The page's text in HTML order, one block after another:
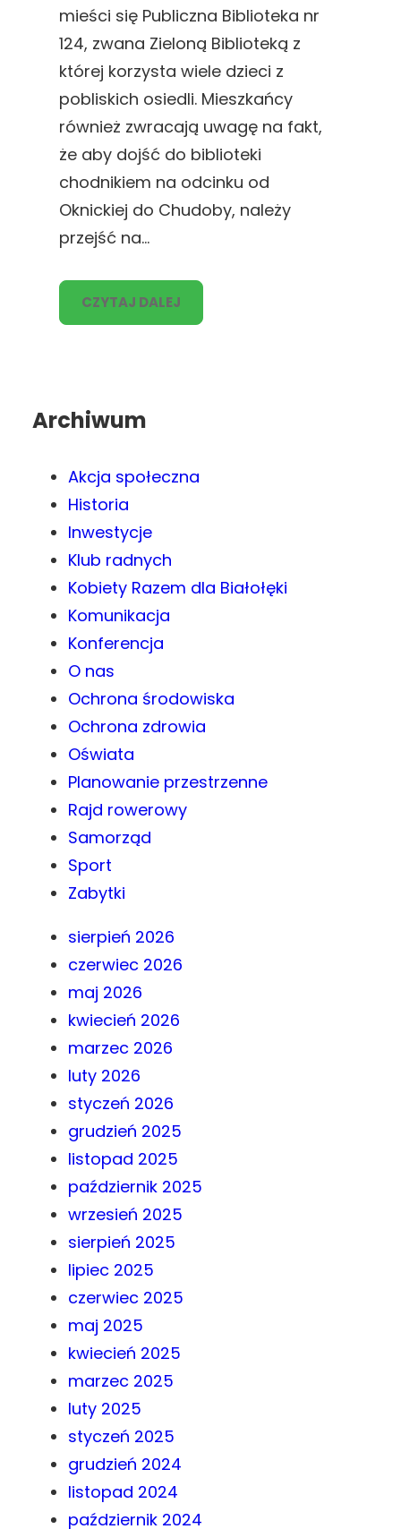
mieści się Publiczna Biblioteka nr
124, zwana Zieloną Biblioteką z
której korzysta wiele dzieci z
pobliskich osiedli. Mieszkańcy
również zwracają uwagę na fakt,
że aby dojść do biblioteki
chodnikiem na odcinku od
Oknickiej do Chudoby, należy
przejść na…
CZYTAJ DALEJ
Archiwum
Akcja społeczna
Historia
Inwestycje
Klub radnych
Kobiety Razem dla Białołęki
Komunikacja
Konferencja
O nas
Ochrona środowiska
Ochrona zdrowia
Oświata
Planowanie przestrzenne
Rajd rowerowy
Samorząd
Sport
Zabytki
sierpień 2026
czerwiec 2026
maj 2026
kwiecień 2026
marzec 2026
luty 2026
styczeń 2026
grudzień 2025
listopad 2025
październik 2025
wrzesień 2025
sierpień 2025
lipiec 2025
czerwiec 2025
maj 2025
kwiecień 2025
marzec 2025
luty 2025
styczeń 2025
grudzień 2024
listopad 2024
październik 2024